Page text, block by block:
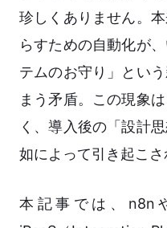
珍しくありません。
らすための自動化が
テムのお守り」とい
まう矛盾。この現象
く、導入後の「設計
如によって引き起こさ
本記事では、n8n